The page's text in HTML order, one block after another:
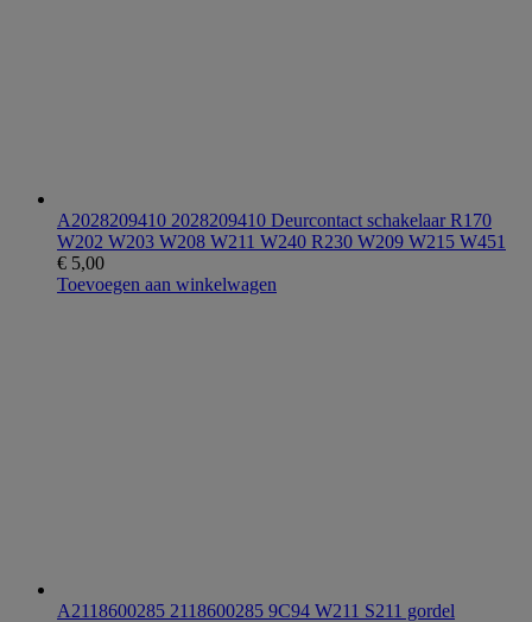
A2028209410 2028209410 Deurcontact schakelaar R170
W202 W203 W208 W211 W240 R230 W209 W215 W451
€ 5,00
Toevoegen aan winkelwagen
A2118600285 2118600285 9C94 W211 S211 gordel